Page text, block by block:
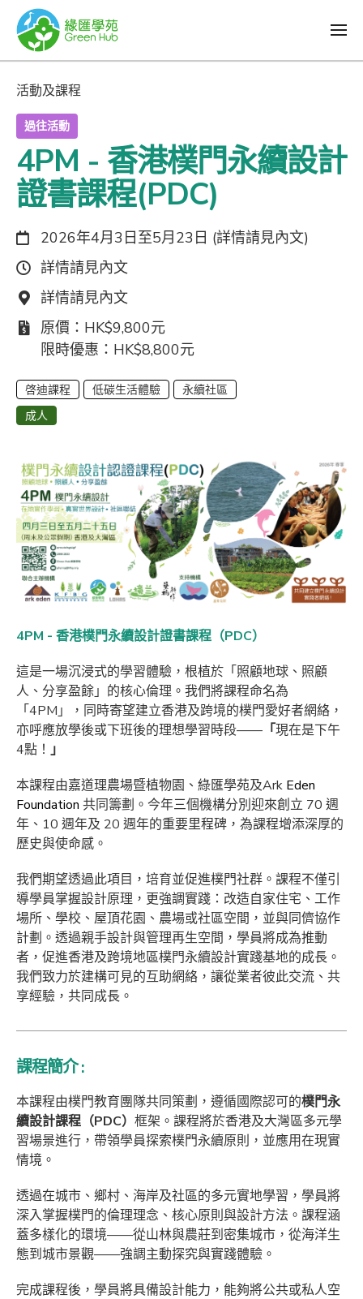
活動及課程
過往活動
4PM - 香港樸門永續設計
證書課程(PDC)
日期：
2026年4月3日至5月23日 (詳情請見內文)
時間：
詳情請見內文
地點：
詳情請見內文
費用：
原價：HK$9,800元
限時優惠：HK$8,800元
啓迪課程 低碳生活體驗
永續社區
成人
4PM - 香港樸門永續設計證書課程（PDC）
這是一場沉浸式的學習體驗，根植於「照顧地球、照顧
人、分享盈餘」的核心倫理。我們將課程命名為
「4PM」，同時寄望建立香港及跨境的樸門愛好者網絡，
亦呼應放學後或下班後的理想學習時段—— 「現在是下午
4點！ 」
本課程由嘉道理農場暨植物園、綠匯學苑及Ark Eden
Foundation 共同籌劃。今年三個機構分別迎來創立 70 週
年、10 週年及 20 週年的重要里程碑，為課程增添深厚的
歷史與使命感。
我們期望透過此項目，培育並促進樸門社群。課程不僅引
導學員掌握設計原理，更強調實踐：改造自家住宅、工作
場所、學校、屋頂花園、農場或社區空間，並與同儕協作
計劃。透過親手設計與管理再生空間，學員將成為推動
者，促進香港及跨境地區樸門永續設計實踐基地的成長。
我們致力於建構可見的互助網絡，讓從業者彼此交流、共
享經驗，共同成長。
課程簡介 :
本課程由樸門教育團隊共同策劃，遵循國際認可的樸門永
續設計課程（PDC） 框架。課程將於香港及大灣區多元學
習場景進行，帶領學員探索樸門永續原則，並應用在現實
情境。
透過在城市、鄉村、海岸及社區的多元實地學習，學員將
深入掌握樸門的倫理理念、核心原則與設計方法。課程涵
蓋多樣化的環境——從山林與農莊到密集城市，從海洋生
態到城市景觀——強調主動探究與實踐體驗。
完成課程後，學員將具備設計能力，能夠將公共或私人空